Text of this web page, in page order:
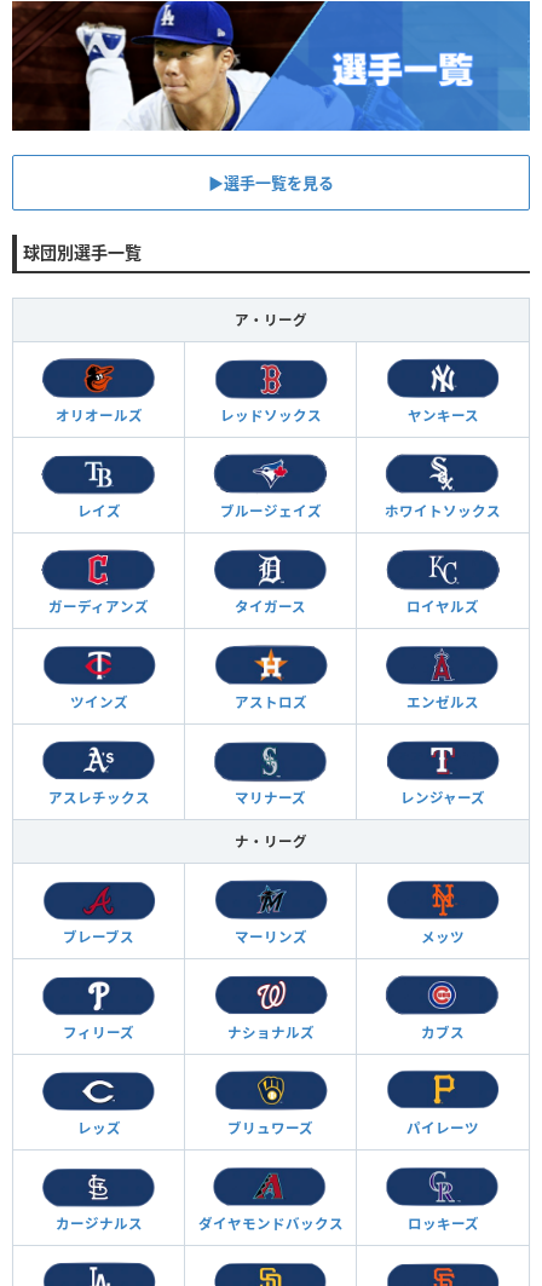
▶︎選手一覧を見る
球団別選手一覧
ア・リーグ
オリオールズ レッドソックス ヤンキース
レイズ ブルージェイズ ホワイトソックス
ガーディアンズ タイガース ロイヤルズ
ツインズ アストロズ エンゼルス
アスレチックス マリナーズ レンジャーズ
ナ・リーグ
ブレーブス マーリンズ メッツ
フィリーズ ナショナルズ カブス
レッズ ブリュワーズ パイレーツ
カージナルス ダイヤモンドバックス ロッキーズ